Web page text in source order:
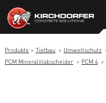
Inhalt
springen
Produkte Tiefbau Umweltschutz
PCM Mineralölabscheider
PCM 4